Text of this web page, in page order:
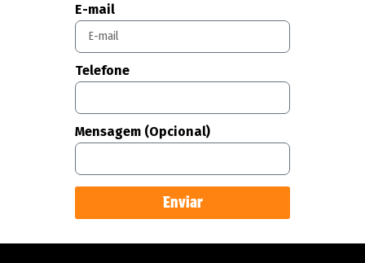
E-mail
Telefone
Mensagem (Opcional)
Enviar